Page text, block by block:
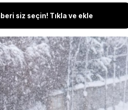
siz seçin! Tıkla ve ekle